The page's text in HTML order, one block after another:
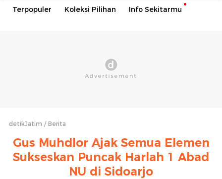
Terpopuler Koleksi Pilihan Info Sekitarmu
detikJatim Berita
Gus Muhdlor Ajak Semua Elemen
Sukseskan Puncak Harlah 1 Abad
NU di Sidoarjo